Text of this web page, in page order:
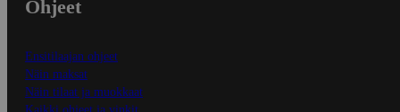
Ohjeet
Ensitilaajan ohjeet
Näin maksat
Näin tilaat ja muokkaat